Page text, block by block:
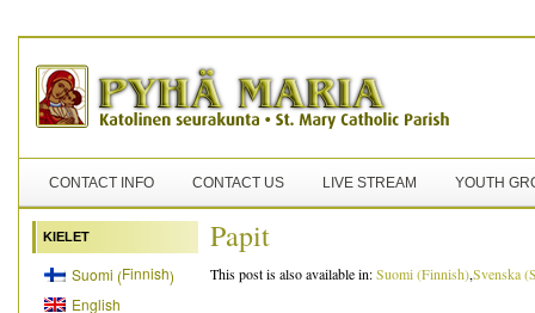
CONTACT INFO CONTACT US LIVE STREAM YOUTH
KIELET
Suomi (Finnish)
English
Papit
This post is also available in:Suomi(Finnish)Svenska(